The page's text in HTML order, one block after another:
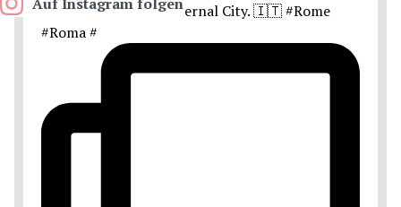
Postcards from the Eternal City. 🇮🇹 #Rome
#Roma #